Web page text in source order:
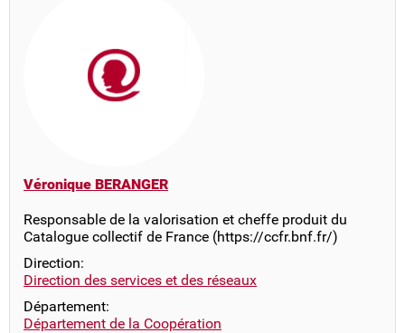
Véronique BERANGER
Responsable de la valorisation et cheffe produit du
Catalogue collectif de France (https://ccfr.bnf.fr/)
Direction:
Direction des services et des réseaux
Département:
Département de la Coopération